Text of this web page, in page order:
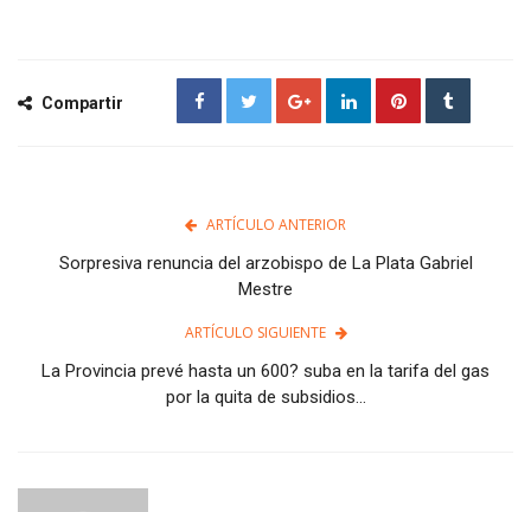
Compartir
ARTÍCULO ANTERIOR
Sorpresiva renuncia del arzobispo de La Plata Gabriel
Mestre
ARTÍCULO SIGUIENTE
La Provincia prevé hasta un 600? suba en la tarifa del gas
por la quita de subsidios...